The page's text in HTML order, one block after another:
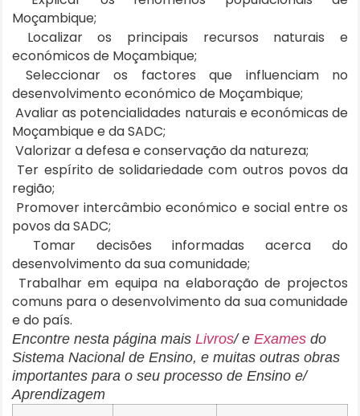
Moçambique;
Localizar os principais recursos naturais e
económicos de Moçambique;
Seleccionar os factores que influenciam no
desenvolvimento económico de Moçambique;
Avaliar as potencialidades naturais e económicas de
Moçambique e da SADC;
Valorizar a defesa e conservação da natureza;
Ter espírito de solidariedade com outros povos da
região;
Promover intercâmbio económico e social entre os
povos da SADC;
Tomar decisões informadas acerca do
desenvolvimento da sua comunidade;
Trabalhar em equipa na elaboração de projectos
comuns para o desenvolvimento da suacomunidade
e do país.
Encontre nesta página mais Livros/ e Exames do
Sistema Nacional de Ensino, e muitas outras obras
importantes para o seu processo de Ensino e/
Aprendizagem